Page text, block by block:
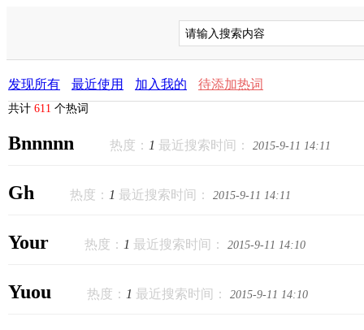
发现所有 最近使用 加入我的 待添加热词
共计 611 个热词
Bnnnnn 热度： 1 最近搜索时间： 2015-9-11 14:11
Gh 热度： 1 最近搜索时间： 2015-9-11 14:11
Your 热度： 1 最近搜索时间： 2015-9-11 14:10
Yuou 热度： 1 最近搜索时间： 2015-9-11 14:10